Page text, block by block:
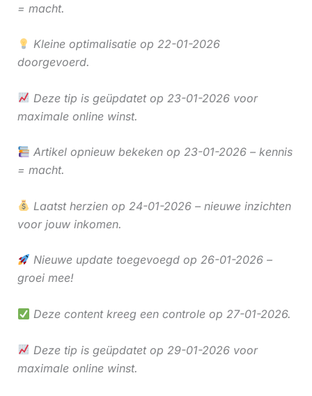
= macht.
Kleine optimalisatie op 22-01-2026
doorgevoerd.
Deze tip is geüpdatet op 23-01-2026 voor
maximale online winst.
Artikel opnieuw bekeken op 23-01-2026 – kennis
= macht.
Laatst herzien op 24-01-2026 – nieuwe inzichten
voor jouw inkomen.
Nieuwe update toegevoegd op 26-01-2026 –
groei mee!
Deze content kreeg een controle op 27-01-2026.
Deze tip is geüpdatet op 29-01-2026 voor
maximale online winst.